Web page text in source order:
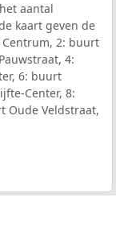
aantal
kaart geven de
2: buurt
4:
6: buurt
Center, 8:
Oude Veldstraat,